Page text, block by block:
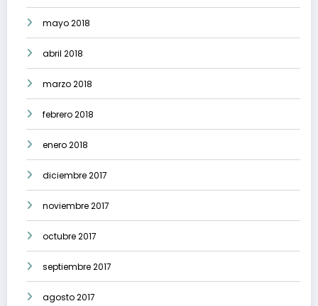
mayo 2018
abril 2018
marzo 2018
febrero 2018
enero 2018
diciembre 2017
noviembre 2017
octubre 2017
septiembre 2017
agosto 2017